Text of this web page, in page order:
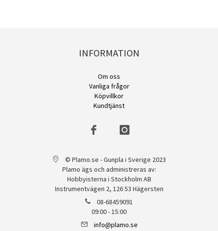
INFORMATION
Om oss
Vanliga frågor
Köpvillkor
Kundtjänst
© Plamo.se - Gunpla i Sverige 2023
Plamo ägs och administreras av:
Hobbyisterna i Stockholm AB
Instrumentvägen 2, 126 53 Hägersten
08-68459091
09:00 - 15:00
info@plamo.se